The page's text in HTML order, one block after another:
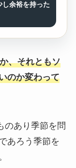
し余裕を持った
、それともソ
のか変わって
のあり季節を問
あろう季節を